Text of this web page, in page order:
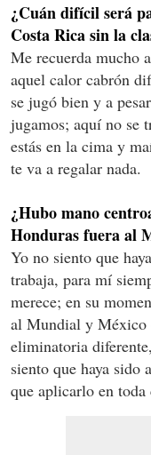
¿Cuán difícil será
Costa Rica sin la
Me recuerda mucho
aquel calor cabrón
se jugó bien y a
jugamos; aquí no se
estás en la cima y
te va a regalar nada.
¿Hubo mano
Honduras fuera al
Yo no siento que
trabaja, para mí
merece; en su
al Mundial y México
eliminatoria
siento que haya sido
que aplicarlo en toda